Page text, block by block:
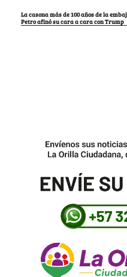
La casona más de 100 años de la
Petro afinó su cara a cara con Trump